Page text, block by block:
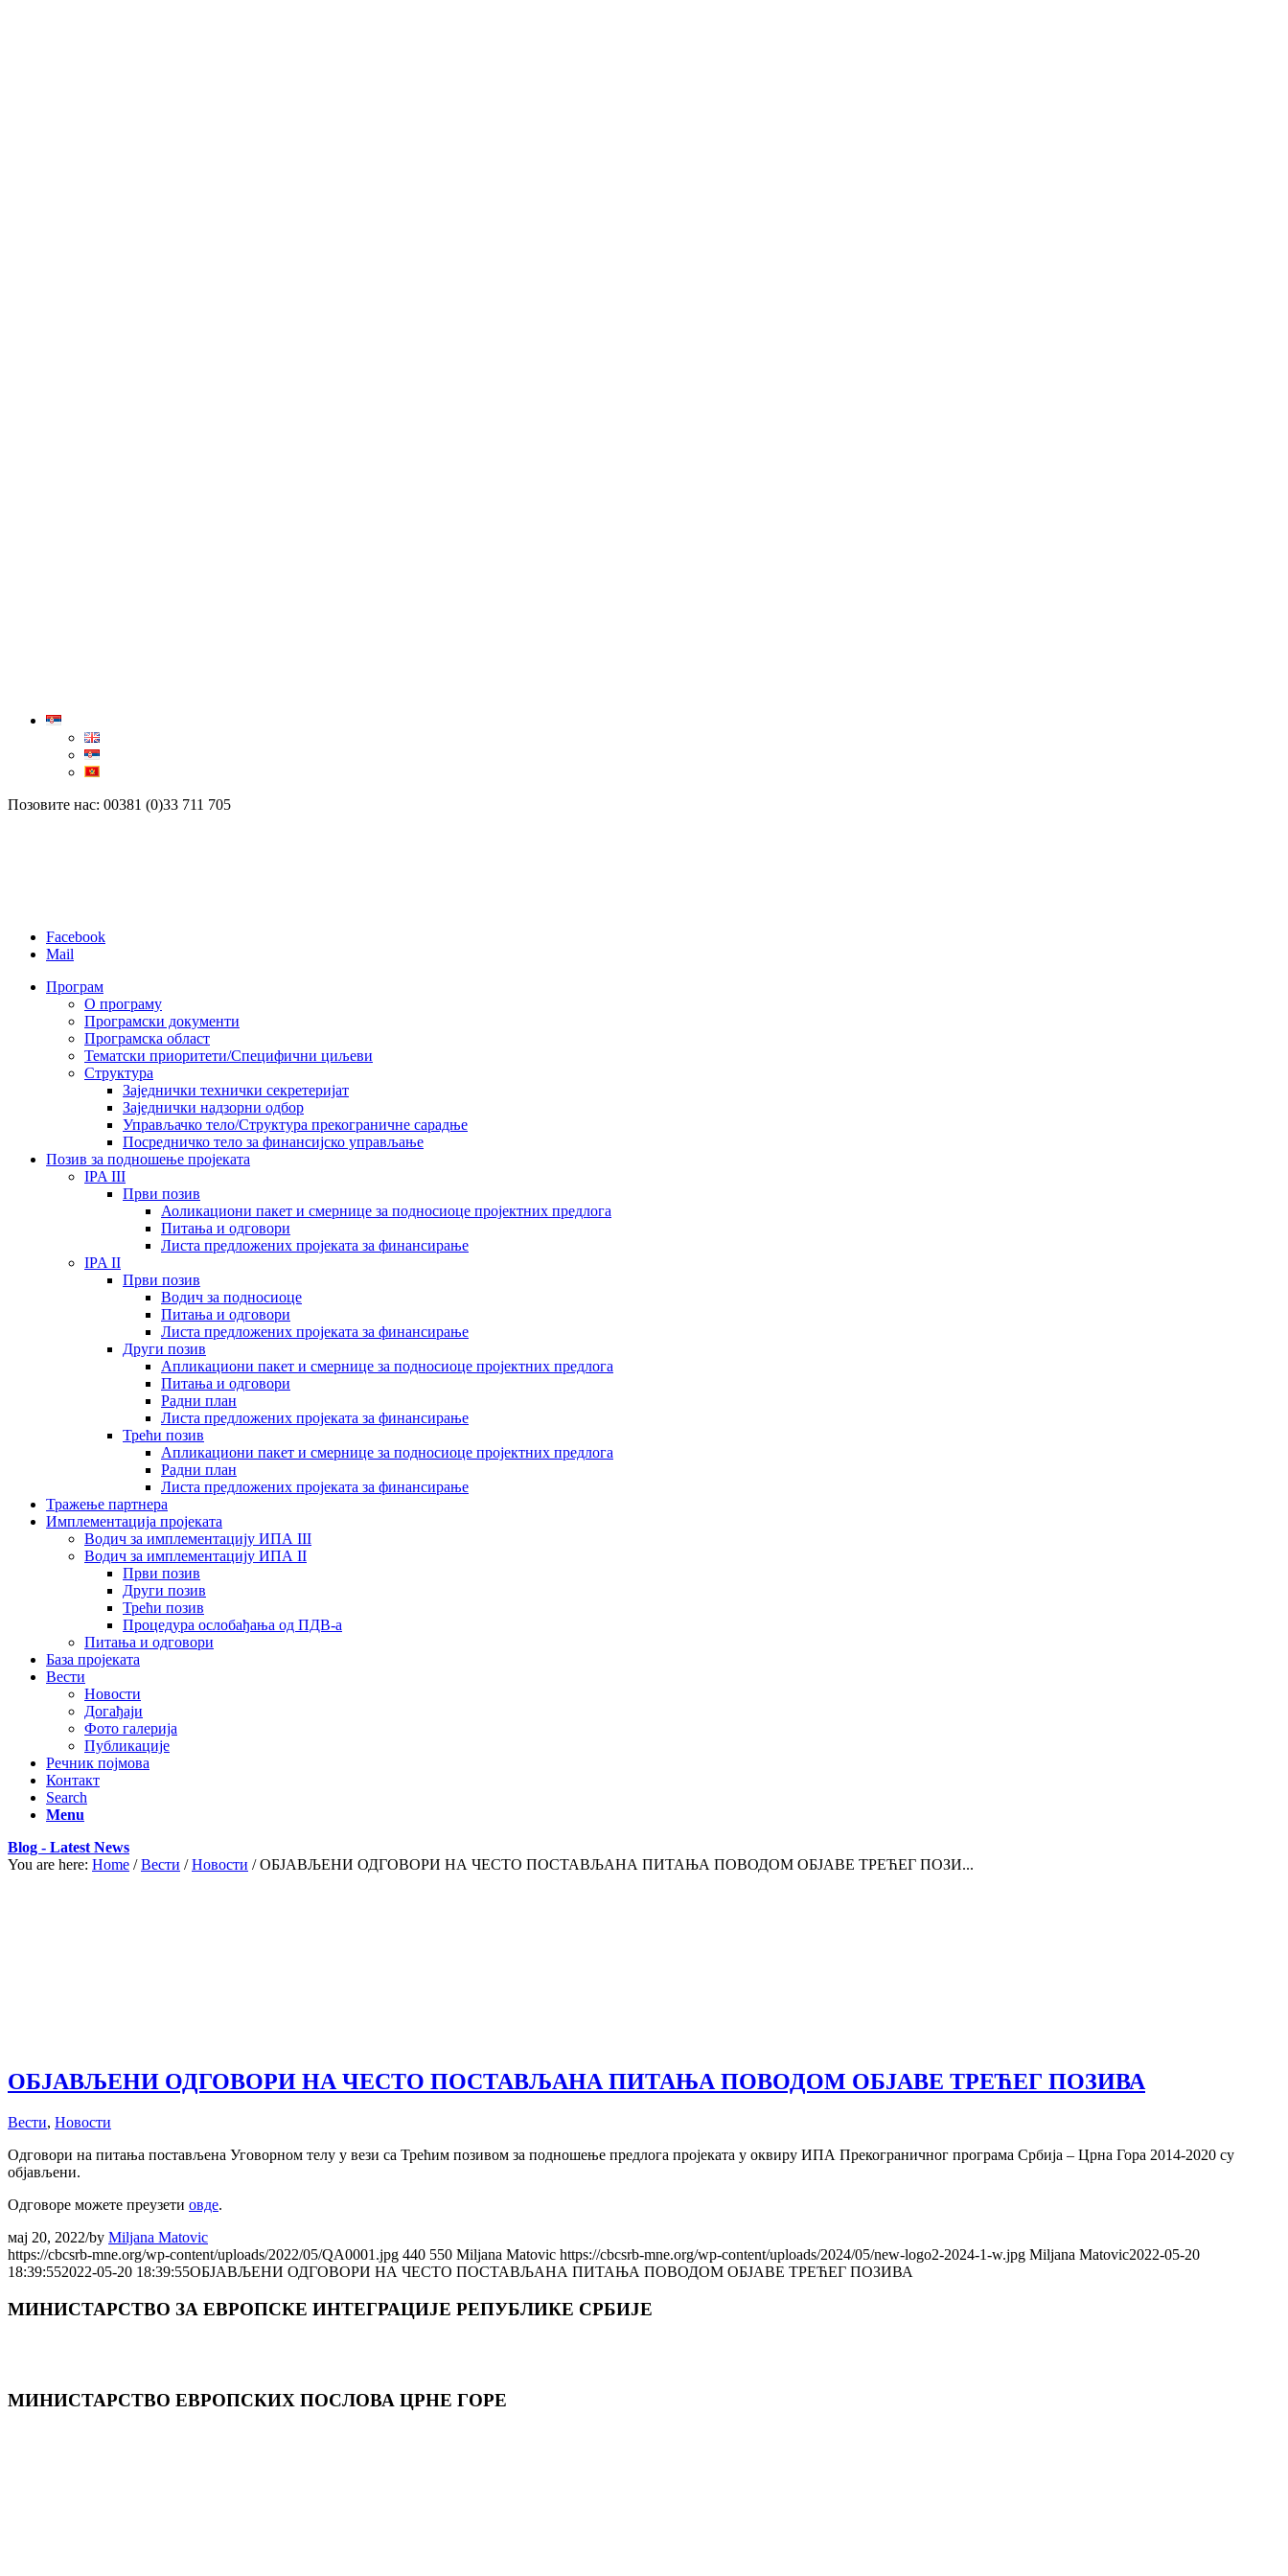
Позовите нас: 00381 (0)33 711 705
Facebook
Mail
Програм
О програму
Програмски документи
Програмска област
Тематски приоритети/Специфични циљеви
Структура
Заједнички технички секретеријат
Заједнички надзорни одбор
Управљачко тело/Структура прекограничне сарадње
Посредничко тело за финансијско управљање
Позив за подношење пројеката
IPA III
Први позив
Аоликациони пакет и смернице за подносиоце пројектних предлога
Питања и одговори
Листа предложених пројеката за финансирање
IPA II
Први позив
Водич за подносиоце
Питања и одговори
Листа предложених пројеката за финансирање
Други позив
Апликациони пакет и смернице за подносиоце пројектних предлога
Питања и одговори
Радни план
Листа предложених пројеката за финансирање
Трећи позив
Апликациони пакет и смернице за подносиоце пројектних предлога
Радни план
Листа предложених пројеката за финансирање
Тражење партнера
Имплементација пројеката
Водич за имплементацију ИПА III
Водич за имплементацију ИПА II
Први позив
Други позив
Трећи позив
Процедура ослобађања од ПДВ-а
Питања и одговори
База пројеката
Вести
Новости
Догађаји
Фото галерија
Публикације
Речник појмова
Контакт
Search
Menu
Blog - Latest News
You are here: Home / Вести / Новости / ОБЈАВЉЕНИ ОДГОВОРИ НА ЧЕСТО ПОСТАВЉАНА ПИТАЊА ПОВОДОМ ОБЈАВЕ ТРЕЋЕГ ПОЗИ...
ОБЈАВЉЕНИ ОДГОВОРИ НА ЧЕСТО ПОСТАВЉАНА ПИТАЊА ПОВОДОМ ОБЈАВЕ ТРЕЋЕГ ПОЗИВА
Вести, Новости
Одговори на питања постављена Уговорном телу у вези са Трећим позивом за подношење предлога пројеката у оквиру ИПА Прекограничног програма Србија – Црна Гора 2014-2020 су
објављени.
Одговоре можете преузети овде.
мај 20, 2022/by Miljana Matovic
https://cbcsrb-mne.org/wp-content/uploads/2022/05/QA0001.jpg 440 550 Miljana Matovic https://cbcsrb-mne.org/wp-content/uploads/2024/05/new-logo2-2024-1-w.jpg Miljana Matovic2022-05-20
18:39:552022-05-20 18:39:55ОБЈАВЉЕНИ ОДГОВОРИ НА ЧЕСТО ПОСТАВЉАНА ПИТАЊА ПОВОДОМ ОБЈАВЕ ТРЕЋЕГ ПОЗИВА
МИНИСТАРСТВО ЗА ЕВРОПСКЕ ИНТЕГРАЦИЈЕ РЕПУБЛИКЕ СРБИЈЕ
МИНИСТАРСТВО ЕВРОПСКИХ ПОСЛОВА ЦРНЕ ГОРE